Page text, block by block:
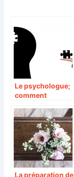
Le psychologue;
comment
des préjugés sur
ce métier ?
La préparation de